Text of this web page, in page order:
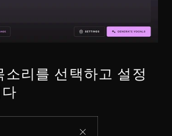
리를 선택하고 설정